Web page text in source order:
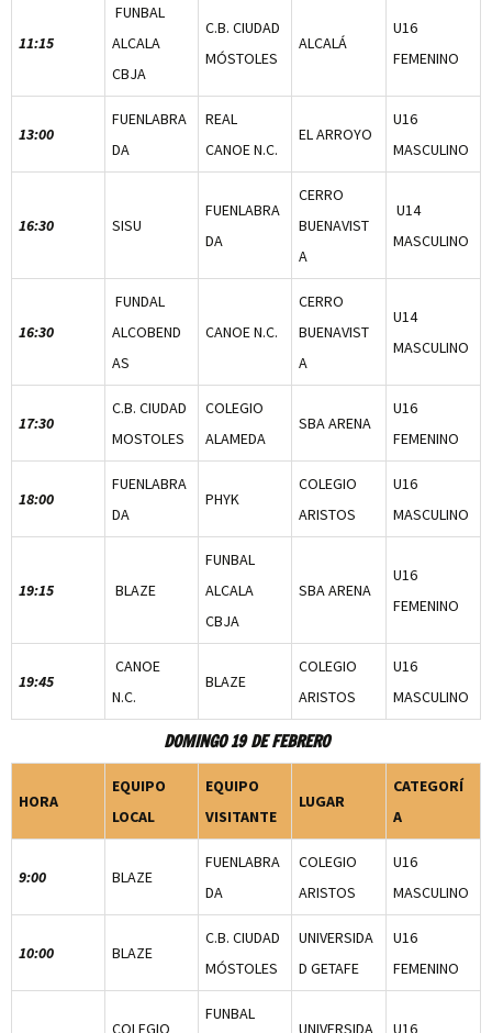
11:15
FUNBAL
ALCALA
CBJA
C.B. CIUDAD
MÓSTOLES
ALCALÁ
U16
FEMENINO
13:00
FUENLABRA
DA
REAL
CANOE N.C.
EL ARROYO
U16
MASCULINO
16:30 SISU
FUENLABRA
DA
CERRO
BUENAVIST
A
U14
MASCULINO
16:30
FUNDAL
ALCOBEND
AS
CANOE N.C.
CERRO
BUENAVIST
A
U14
MASCULINO
17:30
C.B. CIUDAD
MOSTOLES
COLEGIO
ALAMEDA
SBA ARENA
U16
FEMENINO
18:00
FUENLABRA
DA
PHYK
COLEGIO
ARISTOS
U16
MASCULINO
19:15 BLAZE
FUNBAL
ALCALA
CBJA
SBA ARENA
U16
FEMENINO
19:45
CANOE
N.C.
BLAZE
COLEGIO
ARISTOS
U16
MASCULINO
DOMINGO 19 DE FEBRERO
HORA
EQUIPO
LOCAL
EQUIPO
VISITANTE
LUGAR
CATEGORÍ
A
9:00 BLAZE
FUENLABRA
DA
COLEGIO
ARISTOS
U16
MASCULINO
10:00 BLAZE
C.B. CIUDAD
MÓSTOLES
UNIVERSIDA
D GETAFE
U16
FEMENINO
COLEGIO
FUNBAL
UNIVERSIDA U16